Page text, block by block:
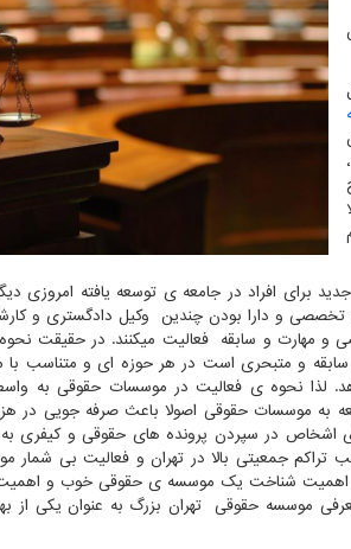
برای افراد در جامعه ی توسعه یافته امروزی
تخصصی و دارا بودن چندین وکیل دادگستری و
مهارت و سابقه فعالیت میکنند. در حقیقت
و متبحری است در هر حوزه ای و متناسب
لذا نحوه ی فعالیت در موسسات حقوقی به
به موسسات حقوقی اصولا باعث صرفه جویی در
اشخاص در سپردن پرونده های حقوقی و کیفری
جمعیتی بالا در تهران و فعالیت بی شمار
اهمیت شناخت یک موسسه ی حقوقی خوب و اهمیت
موسسه حقوقی تهران بزرگ به عنوان یکی از